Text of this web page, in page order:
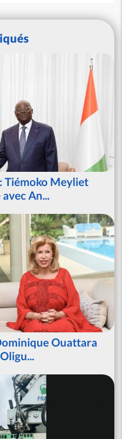
Tiémoko Meyliet
An...
Ouattara